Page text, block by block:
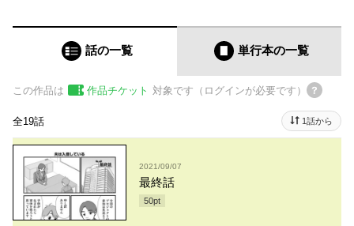
話の一覧 単行本の一覧
この作品は 作品チケット 対象です（ログインが必要です）
全19話 1話から
2021/09/07
最終話
50pt